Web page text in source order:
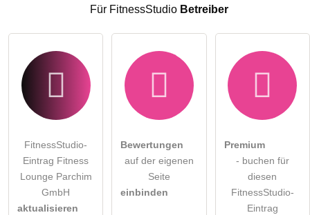
FitnessStudio-Eintrag zu stellen.
Für FitnessStudio Betreiber
FitnessStudio-
Eintrag Fitness
Lounge Parchim
GmbH
aktualisieren
Bewertungen
auf der eigenen
Seite
einbinden
Premium
- buchen für
diesen
FitnessStudio-
Eintrag